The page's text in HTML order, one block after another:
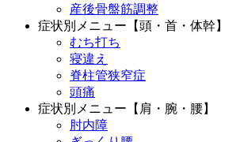
産後骨盤筋調整
症状別メニュー【頭・首・体幹】
むち打ち
寝違え
脊柱管狭窄症
頭痛
症状別メニュー【肩・腕・腰】
肘内障